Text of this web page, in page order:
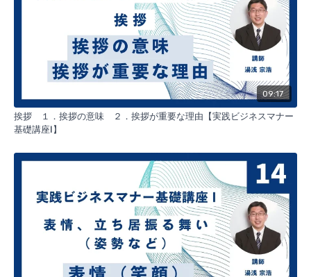
09:17
挨拶 １．挨拶の意味 ２．挨拶が重要な理由【実践ビジネスマナー
基礎講座Ⅰ】